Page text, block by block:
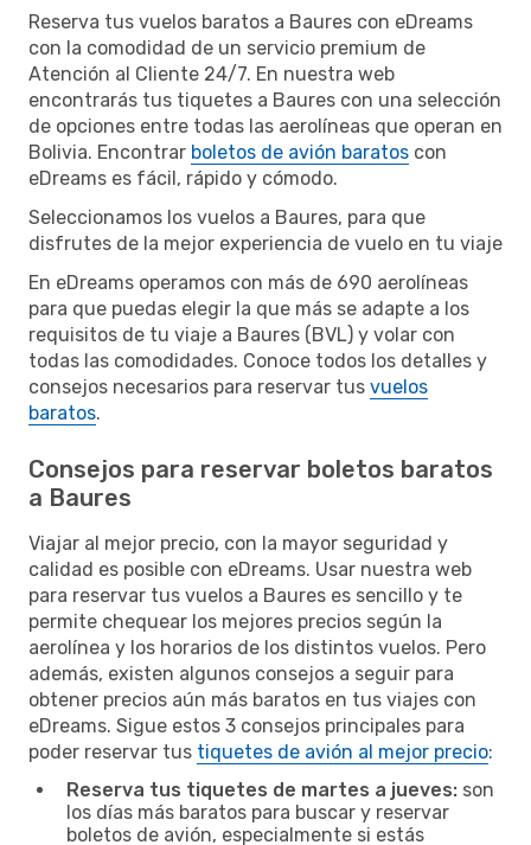
Reserva tus vuelos baratos a Baures con eDreams
con la comodidad de un servicio premium de
Atención al Cliente 24/7. En nuestra web
encontrarás tus tiquetes a Baures con una selección
de opciones entre todas las aerolíneas que operan en
Bolivia. Encontrar boletos de avión baratos con
eDreams es fácil, rápido y cómodo.
Seleccionamos los vuelos a Baures, para que
disfrutes de la mejor experiencia de vuelo en tu viaje
En eDreams operamos con más de 690 aerolíneas
para que puedas elegir la que más se adapte a los
requisitos de tu viaje a Baures (BVL) y volar con
todas las comodidades. Conoce todos los detalles y
consejos necesarios para reservar tus vuelos
baratos.
Consejos para reservar boletos baratos
a Baures
Viajar al mejor precio, con la mayor seguridad y
calidad es posible con eDreams. Usar nuestra web
para reservar tus vuelos a Baures es sencillo y te
permite chequear los mejores precios según la
aerolínea y los horarios de los distintos vuelos. Pero
además, existen algunos consejos a seguir para
obtener precios aún más baratos en tus viajes con
eDreams. Sigue estos 3 consejos principales para
poder reservar tus tiquetes de avión al mejor precio:
Reserva tus tiquetes de martes a jueves: son
los días más baratos para buscar y reservar
boletos de avión, especialmente si estás